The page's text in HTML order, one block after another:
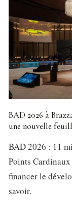
BAD 2026 à
une nouvelle
BAD 2026 : 11
Points
financer le
savoir.